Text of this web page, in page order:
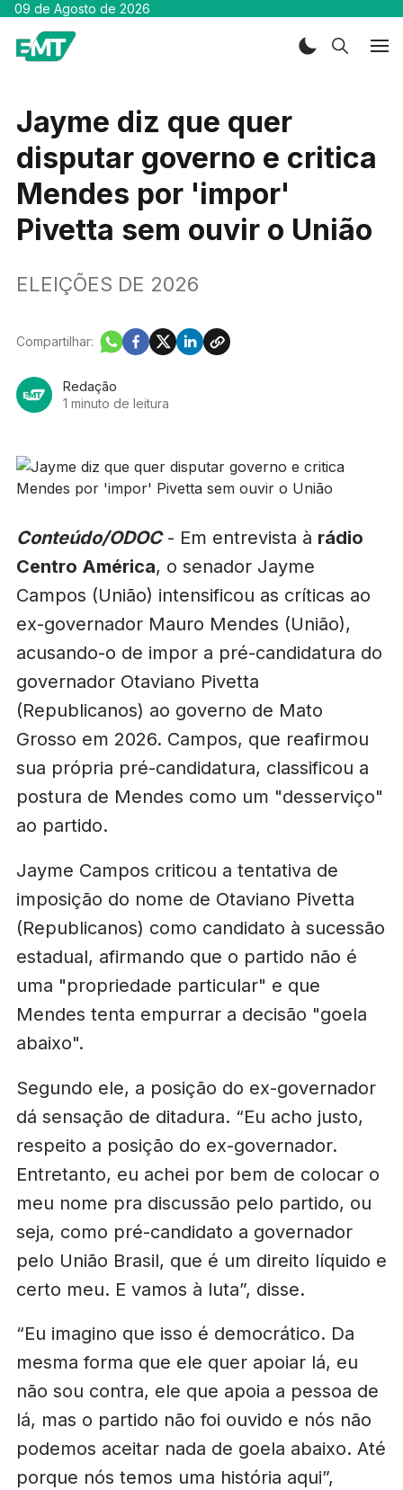
09 de Agosto de 2026
Jayme diz que quer
disputar governo e critica
Mendes por 'impor'
Pivetta sem ouvir o União
ELEIÇÕES DE 2026
Redação
1 minuto de leitura
Compartilhar:
Conteúdo/ODOC- Em entrevista à rádio
Centro América, o senador Jayme
Campos (União) intensificou as críticas ao
ex-governador Mauro Mendes (União),
acusando-o de impor a pré-candidatura do
governador Otaviano Pivetta
(Republicanos) ao governo de Mato
Grosso em 2026. Campos, que reafirmou
sua própria pré-candidatura, classificou a
postura de Mendes como um "desserviço"
ao partido.
Jayme Campos criticou a tentativa de
imposição do nome de Otaviano Pivetta
(Republicanos) como candidato à sucessão
estadual, afirmando que o partido não é
uma "propriedade particular" e que
Mendes tenta empurrar a decisão "goela
abaixo".
Segundo ele, a posição do ex-governador
dá sensação de ditadura. “Eu acho justo,
respeito a posição do ex-governador.
Entretanto, eu achei por bem de colocar o
meu nome pra discussão pelo partido, ou
seja, como pré-candidato a governador
pelo União Brasil, que é um direito líquido e
certo meu. E vamos à luta”, disse.
“Eu imagino que isso é democrático. Da
mesma forma que ele quer apoiar lá, eu
não sou contra, ele que apoia a pessoa de
lá, mas o partido não foi ouvido e nós não
podemos aceitar nada de goela abaixo. Até
porque nós temos uma história aqui”,